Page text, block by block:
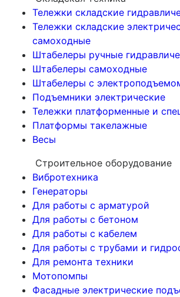
Тележки складские
Тележки складские
самоходные
Штабелеры ручные
Штабелеры самоходные
Штабелеры с
Подъемники электрические
Тележки платформенные и
Платформы такелажные
Весы
Строительное оборудование
Вибротехника
Генераторы
Для работы с арматурой
Для работы с бетоном
Для работы с кабелем
Для работы с трубами и
Для ремонта техники
Мотопомпы
Фасадные электрические